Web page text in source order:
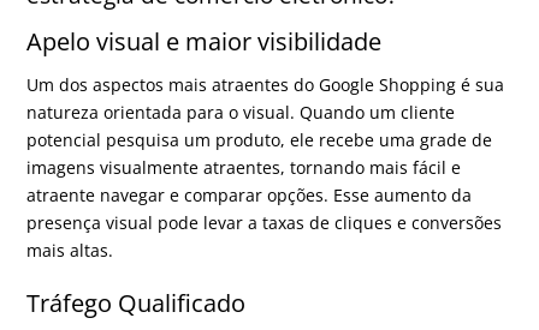
Apelo visual e maior visibilidade
Um dos aspectos mais atraentes do Google Shopping é sua
natureza orientada para o visual. Quando um cliente
potencial pesquisa um produto, ele recebe uma grade de
imagens visualmente atraentes, tornando mais fácil e
atraente navegar e comparar opções. Esse aumento da
presença visual pode levar a taxas de cliques e conversões
mais altas.
Tráfego Qualificado